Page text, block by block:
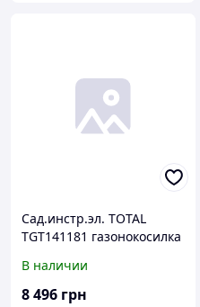
Сад.инстр.эл. TOTAL
TGT141181 газонокосилка
В наличии
8 496 грн